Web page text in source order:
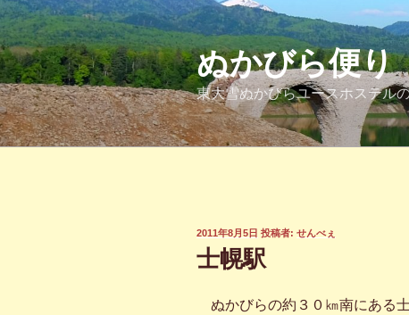
コ
ン
テ
ン
ツ
へ
ス
ぬかびら便り
東大雪ぬかびらユースホステル
投
日:
2011年8月5日 投稿者: せんべぇ
士幌駅
ぬかびらの約３０㎞南にある